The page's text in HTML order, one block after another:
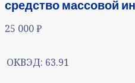
средство массовой
25 000₽
ОКВЭД: 63.91